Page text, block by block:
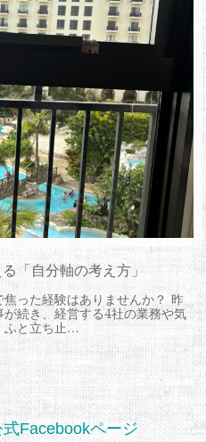
「自分軸の考え方」
った経験はありませんか？ 昨
続き、経営する4社の業務や気
ふと立ち止…
Facebookページ